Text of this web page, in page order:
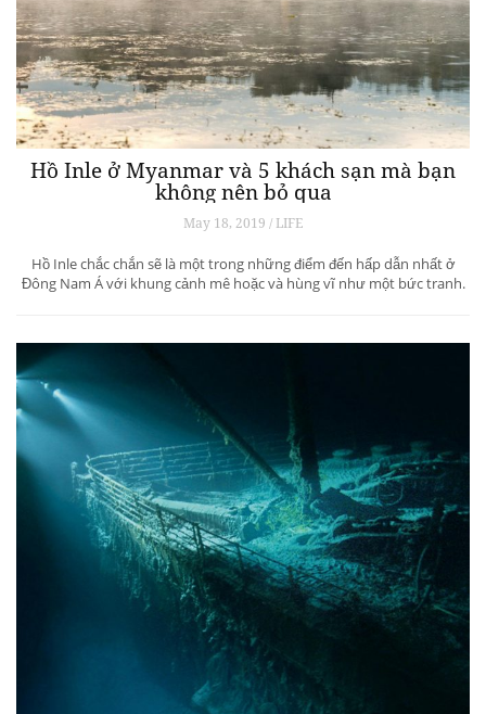
Hồ Inle ở Myanmar và 5 khách sạn mà bạn
không nên bỏ qua
May 18, 2019 / LIFE
Hồ Inle chắc chắn sẽ là một trong những điểm đến hấp dẫn nhất ở
Đông Nam Á với khung cảnh mê hoặc và hùng vĩ như một bức tranh.